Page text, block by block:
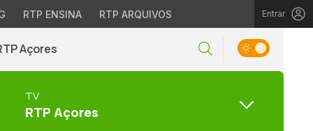
RTP ENSINA RTP ARQUIVOS Entrar
Açores
TV
RTP Açores